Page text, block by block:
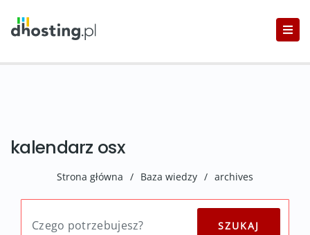
kalendarz osx
Strona główna / Baza wiedzy / archives